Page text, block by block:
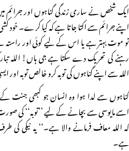
ایک شخص نے ساری زندگی گناہوں اور جرائم
اپنے جرائم سے اکتا جاتا ہے کہ کیا کرے۔ خود
تو موت بہتر ہے یا اس کے لیے کوئی اور راستہ
رہنے کی تحریک دے سکتا ہے جی ہاں! اللہ
اللہ سے اپنے گناہوں کی توبہ کرو خالص توبہ اور
گناہوں سے لدا ہوا وہ انسان جو کبھی جنت
اسے مایوسی سے بچانے کے لیے ’’توبہ‘‘ کی
کہ اللہ معاف فرمانے والا ہے۔‘‘ یہ نیکی
ہے۔